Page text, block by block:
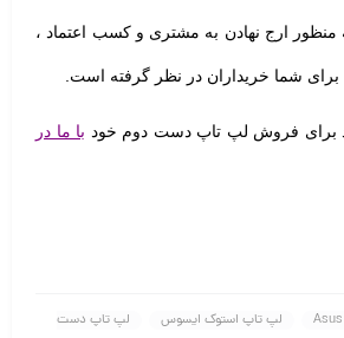
منظور ارج نهادن به مشتری و کسب اعتماد ،
برای شما خریداران در نظر گرفته است.
برای فروش لپ تاپ دست دوم خود با ما در
لپ تاپ استوک ایسوس
لپ تاپ دست